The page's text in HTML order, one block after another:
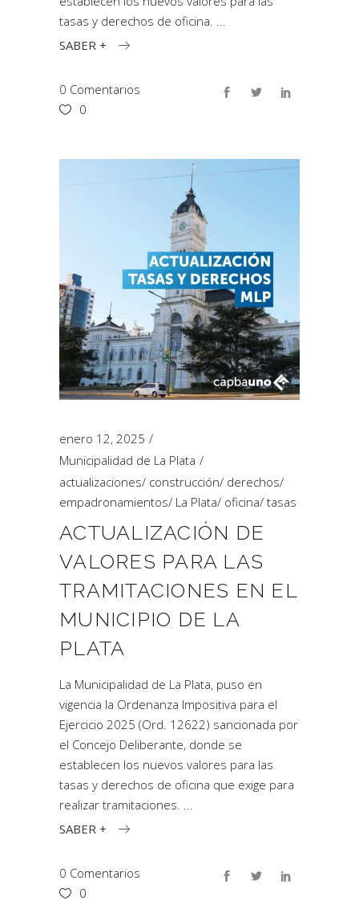
tasas y derechos de oficina.
SABER +
0 Comentarios
0
enero 12, 2025
Municipalidad de La Plata
actualizaciones/ construcción/ derechos/
empadronamientos/ La Plata/ oficina/ tasas
ACTUALIZACIÓN DE
VALORES PARA LAS
TRAMITACIONES EN EL
MUNICIPIO DE LA
PLATA
La Municipalidad de La Plata, puso en
vigencia la Ordenanza Impositiva para el
Ejercicio 2025 (Ord. 12622) sancionada por
el Concejo Deliberante, donde se
establecen los nuevos valores para las
tasas y derechos de oficina que exige para
realizar tramitaciones.
SABER +
0 Comentarios
0